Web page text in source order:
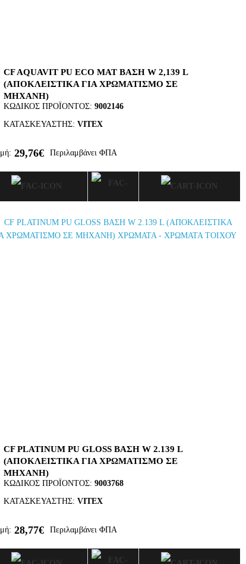
CF AQUAVIT PU ECO ΜΑΤ ΒΑΣΗ W 2,139 L
(ΑΠΟΚΛΕΙΣΤΙΚΑ ΓΙΑ ΧΡΩΜΑΤΙΣΜΟ ΣΕ
ΜΗΧΑΝΗ)
ΚΩΔΙΚΌΣ ΠΡΟΪΌΝΤΟΣ: 9002146
ΚΑΤΑΣΚΕΥΑΣΤΉΣ: VITEX
29,76€ Περιλαμβάνει ΦΠΑ
CF PLATINUM PU GLOSS ΒΑΣΗ W 2.139 L
(ΑΠΟΚΛΕΙΣΤΙΚΑ ΓΙΑ ΧΡΩΜΑΤΙΣΜΟ ΣΕ
ΜΗΧΑΝΗ)
ΚΩΔΙΚΌΣ ΠΡΟΪΌΝΤΟΣ: 9003768
ΚΑΤΑΣΚΕΥΑΣΤΉΣ: VITEX
28,77€ Περιλαμβάνει ΦΠΑ